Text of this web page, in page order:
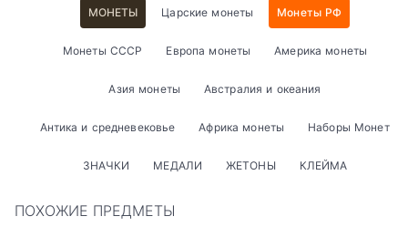
МОНЕТЫ Царские монеты Монеты РФ
Монеты СССР Европа монеты Америка монеты
Азия монеты Австралия и океания
Антика и средневековье Африка монеты Наборы Монет
ЗНАЧКИ МЕДАЛИ ЖЕТОНЫ КЛЕЙМА
ПОХОЖИЕ ПРЕДМЕТЫ